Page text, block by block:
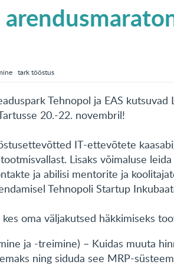
tark tööstus
Tehnopol ja EAS
20.-22. novembril!
IT-ettevõtete
Lisaks võimaluse
ja abilisi mentorite ja
Tehnopoli Startup
oma väljakutsed häkkimiseks
ja -treimine) – Kuidas muuta
ning siduda see MRP-